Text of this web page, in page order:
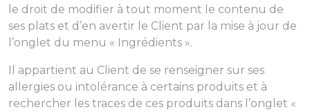
le droit de modifier à tout moment le contenu de
ses plats et d’en avertir le Client par la mise à jour de
l’onglet du menu « Ingrédients ».
Il appartient au Client de se renseigner sur ses
allergies ou intolérance à certains produits et à
rechercher les traces de ces produits dans l’onglet «